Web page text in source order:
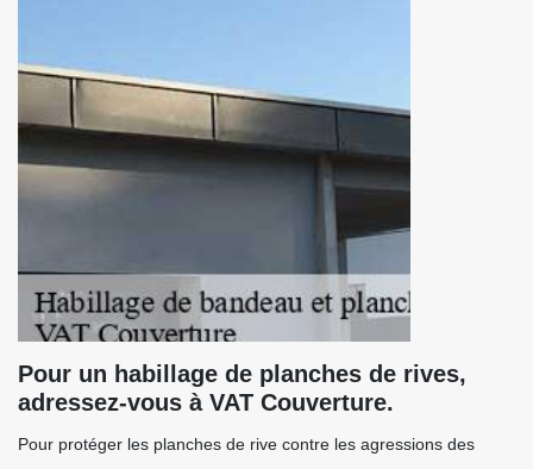
Pour un habillage de planches de rives,
adressez-vous à VAT Couverture.
Pour protéger les planches de rive contre les agressions des